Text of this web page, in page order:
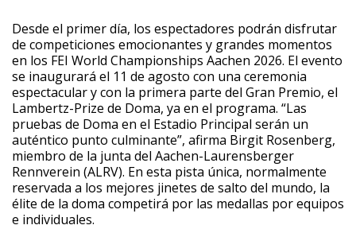
Desde el primer día, los espectadores podrán disfrutar
de competiciones emocionantes y grandes momentos
en los FEI World Championships Aachen 2026. El evento
se inaugurará el 11 de agosto con una ceremonia
espectacular y con la primera parte del Gran Premio, el
Lambertz-Prize de Doma, ya en el programa. “Las
pruebas de Doma en el Estadio Principal serán un
auténtico punto culminante”, afirma Birgit Rosenberg,
miembro de la junta del Aachen-Laurensberger
Rennverein (ALRV). En esta pista única, normalmente
reservada a los mejores jinetes de salto del mundo, la
élite de la doma competirá por las medallas por equipos
e individuales.